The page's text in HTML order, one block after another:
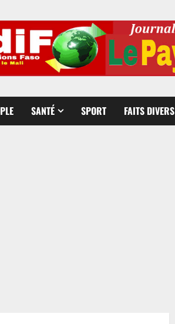
SANTÉ SPORT FAITS DIVERS